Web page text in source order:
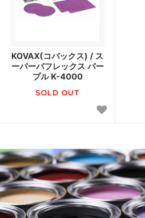
KOVAX(コバックス) / ス
ーパーバフレックス パー
プル K-4000
SOLD OUT